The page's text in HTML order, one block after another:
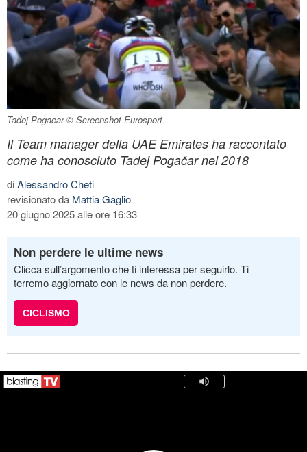
Tadej Pogacar © Screenshot Eurosport
Il Team manager della UAE Emirates ha raccontato
come ha conosciuto Tadej Pogačar nel 2018
diAlessandro Cheti
revisionato da Mattia Gaglio
20 giugno 2025 alle ore 16:33
Non perdere le ultime news
Clicca sull’argomento che ti interessa per seguirlo. Ti
terremo aggiornato con le news da non perdere.
CICLISMO